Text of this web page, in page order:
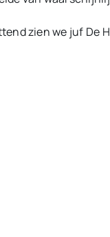
zien we juf De